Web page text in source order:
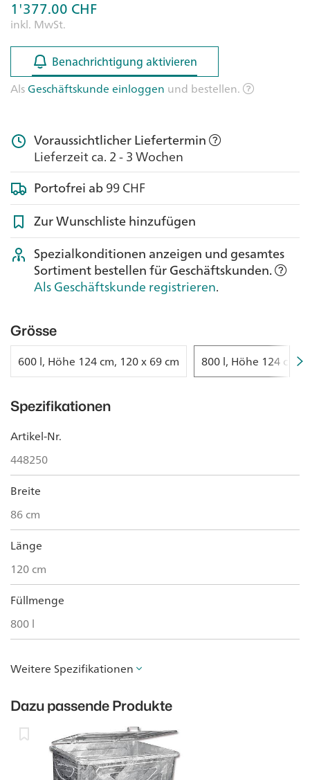
1'377.00 CHF
inkl. MwSt.
Benachrichtigung aktivieren
Benachrichtigung aktivieren
AlsGeschäftskunde einloggen und bestellen.
Voraussichtlicher Liefertermin
Lieferzeit ca. 2 - 3 Wochen
Portofrei ab99 CHF
Zur Wunschliste hinzufügen
Spezialkonditionen anzeigen und gesamtes
Sortiment bestellen für Geschäftskunden.
Als Geschäftskunde registrieren.
Grösse
600 l, Höhe 124 cm, 120 x 69 cm 800 l, Höhe 124 cm,
Spezifikationen
Artikel-Nr.
448250
Breite
86 cm
Länge
120 cm
Füllmenge
800 l
Weitere Spezifikationen
Dazu passende Produkte